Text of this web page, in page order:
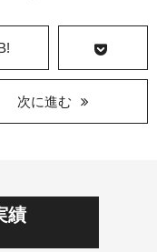
次に進む
績